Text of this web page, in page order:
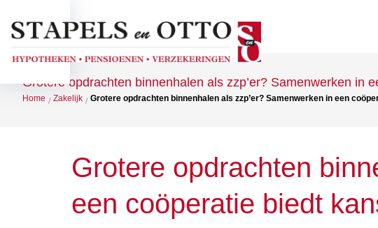
Over ons
Grotere opdrachten binnenhalen als zzp’er? Samenwerken in
Home / Zakelijk / Grotere opdrachten binnenhalen als zzp’er? Samenwerken in een
Grotere opdrachten
een coöperatie biedt